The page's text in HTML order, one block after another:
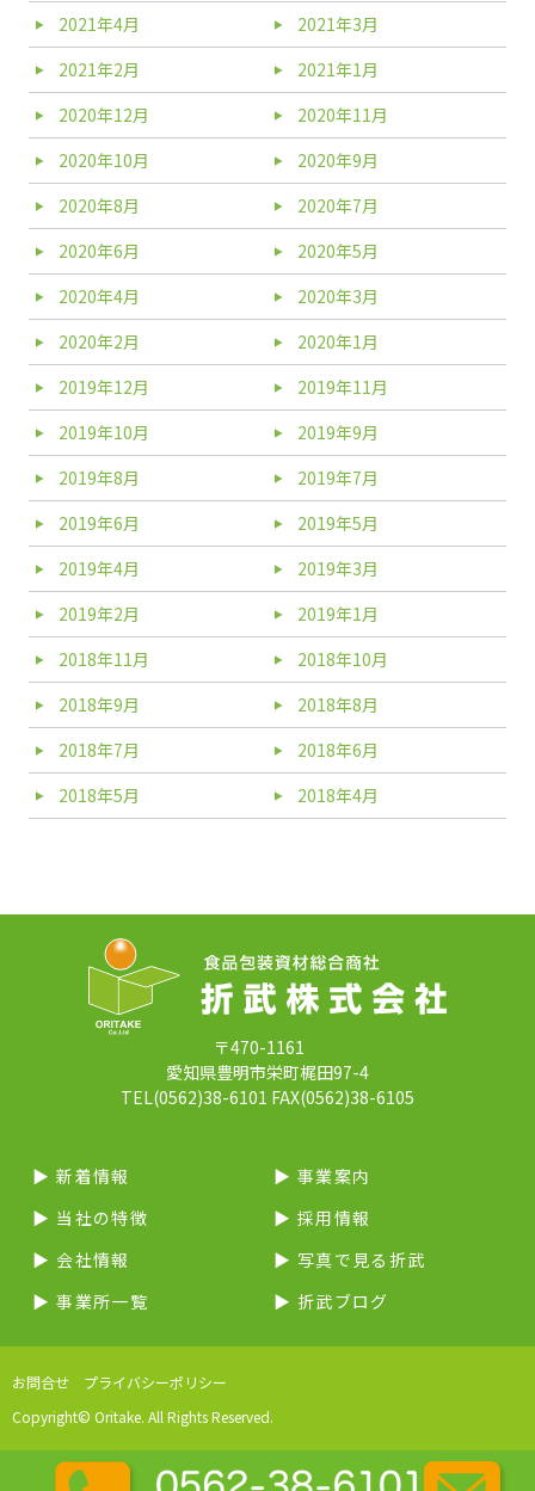
2021年4月
2021年3月
2021年2月
2021年1月
2020年12月
2020年11月
2020年10月
2020年9月
2020年8月
2020年7月
2020年6月
2020年5月
2020年4月
2020年3月
2020年2月
2020年1月
2019年12月
2019年11月
2019年10月
2019年9月
2019年8月
2019年7月
2019年6月
2019年5月
2019年4月
2019年3月
2019年2月
2019年1月
2018年11月
2018年10月
2018年9月
2018年8月
2018年7月
2018年6月
2018年5月
2018年4月
〒470-1161
愛知県豊明市栄町梶田97-4
TEL(0562)38-6101 FAX(0562)38-6105
▶︎ 新着情報
▶︎ 当社の特徴
▶︎ 会社情報
▶︎ 事業所一覧
▶︎ 事業案内
▶︎ 採用情報
▶︎ 写真で見る折武
▶︎ 折武ブログ
お問合せ
プライバシーポリシー
Copyright© Oritake. All Rights Reserved.